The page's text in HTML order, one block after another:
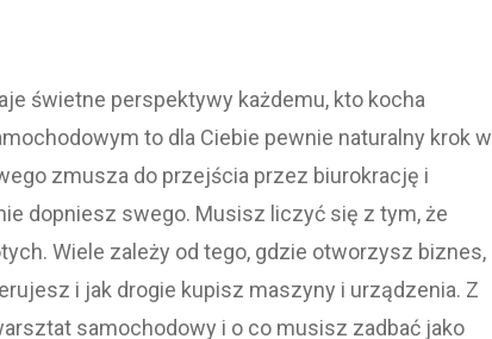
świetne perspektywy każdemu, kto kocha
to dla Ciebie pewnie naturalny krok w
zmusza do przejścia przez biurokrację i
dopniesz swego. Musisz liczyć się z tym, że
Wiele zależy od tego, gdzie otworzysz biznes,
i jak drogie kupisz maszyny i urządzenia. Z
samochodowy i o co musisz zadbać jako